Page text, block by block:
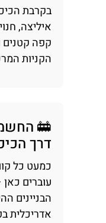
בקרבת
איליצה,
קפה קטנים
הקניות
🚋
דרך
כמעט כל
עוברים כאן
הבניינים
אדריכלית